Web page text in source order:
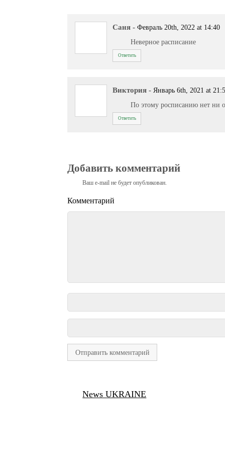
Саня - Февраль 20th, 2022 at 14:40
Неверное расписание
Ответить
Виктория - Январь 6th, 2021 at
По этому росписанию нет ни
Ответить
Добавить комментарий
Ваш e-mail не будет опубликован.
Комментарий
News UKRAINE